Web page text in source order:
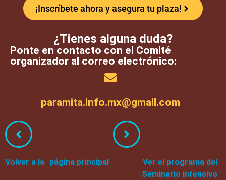
¡Inscríbete ahora y asegura tu plaza!
¿Tienes alguna duda?
Ponte en contacto con el Comité
organizador al correo electrónico:
paramita.info.mx@gmail.com
Volver a la página principal
Ver el programa del
Seminario intensivo